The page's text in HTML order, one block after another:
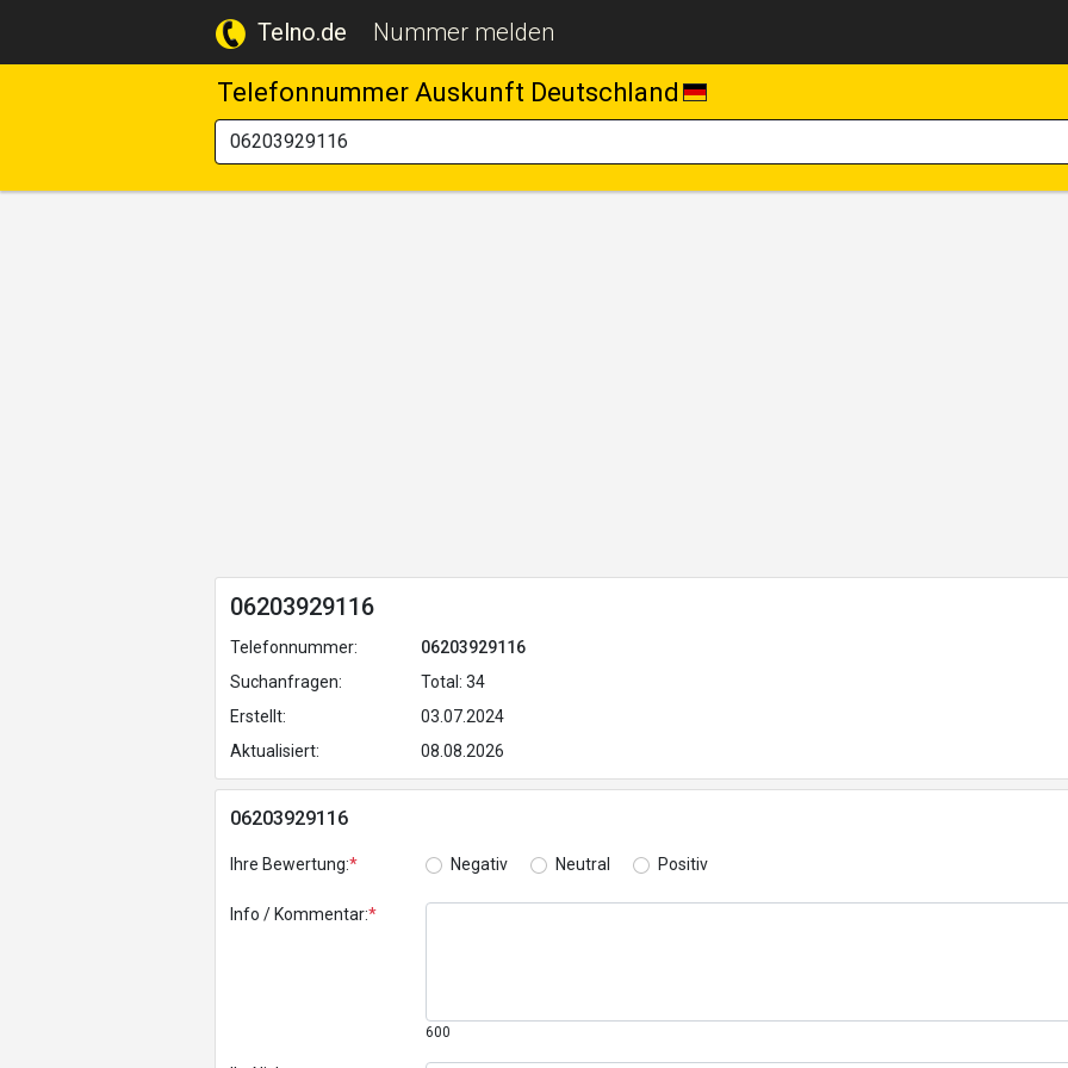
Telno.de Nummer melden
Telefonnummer Auskunft Deutschland
06203929116
Telefonnummer:
06203929116
Suchanfragen:
Total: 34
Erstellt:
03.07.2024
Aktualisiert:
08.08.2026
06203929116
Ihre Bewertung:* Negativ Neutral Positiv
Info / Kommentar:*
600